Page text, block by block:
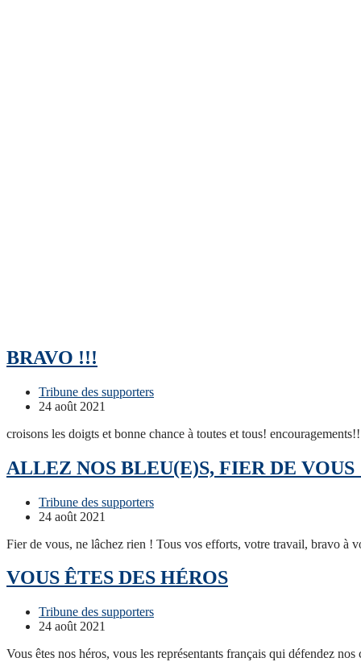
BRAVO !!!
Post
Category:
Tribune des supporters
Post
24 août 2021
croisons les doigts et bonne chance à toutes et tous!
ALLEZ NOS BLEU(E)S, FIER DE VOUS
Post
Category:
Tribune des supporters
Post
24 août 2021
Fier de vous, ne lâchez rien ! Tous vos efforts, votre travail, bravo à
VOUS ÊTES DES HÉROS
Post
Category:
Tribune des supporters
Post
24 août 2021
Vous êtes nos héros, vous les représentants français qui défendez